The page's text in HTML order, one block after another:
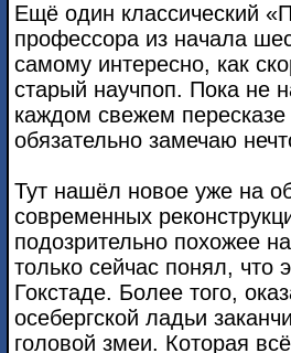
Ещё один классический
профессора из начала
самому интересно, как
старый научпоп. Пока не
каждом свежем
обязательно замечаю
Тут нашёл новое уже на
современных
подозрительно похожее
только сейчас понял, что
Гокстаде. Более того,
осебергской ладьи
головой змеи. Которая